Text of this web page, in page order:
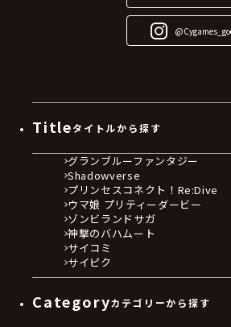
Titleタイトルから探す
グランブルーファンタジー
Shadowverse
プリンセスコネクト！Re:Dive
ウマ娘 プリティーダービー
ゾンビランドサガ
神撃のバハムート
サイコミ
サイピク
Categoryカテゴリーから探す